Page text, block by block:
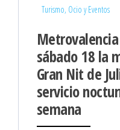
Turismo, Ocio y Eventos
sábado 18 la
Gran Nit de
servicio
semana